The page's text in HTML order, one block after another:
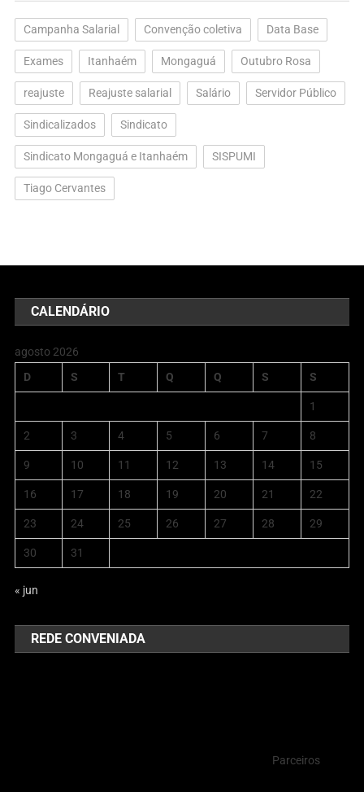
Campanha Salarial Convenção coletiva Data Base
Exames Itanhaém Mongaguá Outubro Rosa
reajuste Reajuste salarial Salário Servidor Público
Sindicalizados Sindicato
Sindicato Mongaguá e Itanhaém SISPUMI
Tiago Cervantes
CALENDÁRIO
agosto 2026
D
S T Q Q S S
1
2 3 4 5 6 7 8
9 10 11 12 13 14 15
16 17 18 19 20 21 22
23 24 25 26 27 28 29
30 31
« jun
REDE CONVENIADA
Parceiros